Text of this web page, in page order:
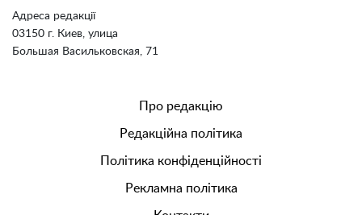
Адреса редакції
03150 г. Киев, улица
Большая Васильковская, 71
Про редакцію
Редакційна політика
Політика конфіденційності
Рекламна політика